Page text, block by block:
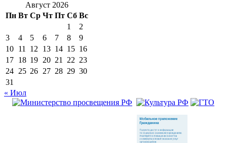
Август 2026
Пн Вт Ср Чт Пт Сб Вс
1
2
3
4 5 6 7 8
9
10 11 12 13 14 15 16
17 18 19 20 21 22 23
24 25 26 27 28 29 30
31
« Июл